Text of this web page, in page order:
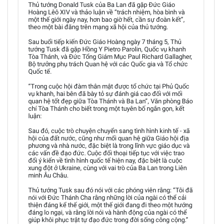
Thủ tướng Donald Tusk của Ba Lan đã gặp Đức Giáo
Hoàng Lêô XIV và thảo luận về “trách nhiệm, hòa bình và
một thế giới ngày nay, hơn bao giờ hết, cần sự đoàn kết”,
theo một bài đăng trên mạng xã hội của thủ tướng.
Sau buổi tiếp kiến Đức Giáo Hoàng ngày 7 tháng 5, Thủ
tướng Tusk đã gặp Hồng Y Pietro Parolin, Quốc vụ khanh
Tòa Thánh, và Đức Tổng Giám Mục Paul Richard Gallagher,
Bộ trưởng phụ trách Quan hệ với các Quốc gia và Tổ chức
Quốc tế.
“Trong cuộc hội đàm thân mật được tổ chức tại Phủ Quốc
vụ khanh, hai bên đã bày tỏ sự đánh giá cao đối với mối
quan hệ tốt đẹp giữa Tòa Thánh và Ba Lan”, Văn phòng Báo
chí Tòa Thánh cho biết trong một tuyên bố ngắn gọn, kết
luận:
Sau đó, cuộc trò chuyện chuyển sang tình hình kinh tế - xã
hội của đất nước, cũng như mối quan hệ giữa Giáo hội địa
phương và nhà nước, đặc biệt là trong lĩnh vực giáo dục và
các vấn đề đạo đức. Cuộc đối thoại tiếp tục với việc trao
đổi ý kiến về tình hình quốc tế hiện nay, đặc biệt là cuộc
xung đột ở Ukraine, cùng với vai trò của Ba Lan trong Liên
minh Âu Châu.
Thủ tướng Tusk sau đó nói với các phóng viên rằng: “Tôi đã
nói với Đức Thánh Cha rằng những lời của ngài có thể cải
thiện đáng kể thế giới, một thế giới đang đi theo một hướng
đáng lo ngại, và rằng lời nói và hành động của ngài có thể
giúp khôi phục trật tự đạo đức trong đời sống công cộng.”